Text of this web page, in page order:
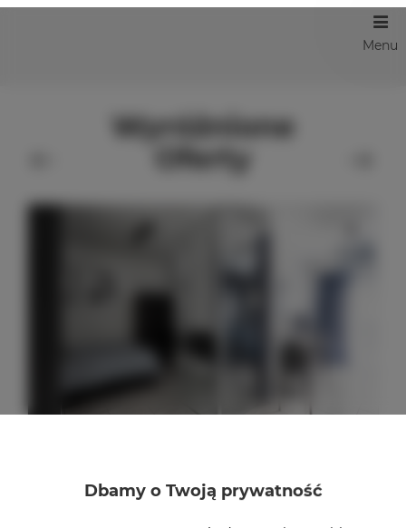
Menu
Wyróżnione
Oferty
24,00 m 2
Dbamy o Twoją prywatność